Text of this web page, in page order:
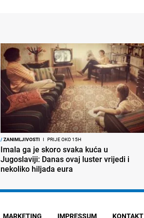
/ZANIMLJIVOSTI I PRIJE OKO 15H
Imala ga je skoro svaka kuća u
Jugoslaviji: Danas ovaj luster vrijedi i
nekoliko hiljada eura
MARKETING IMPRESSUM KONTAKT